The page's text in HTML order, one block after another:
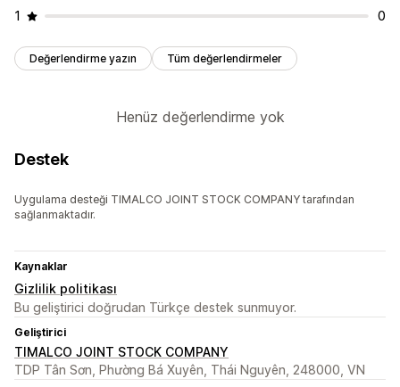
1
0
Değerlendirme yazın Tüm değerlendirmeler
Henüz değerlendirme yok
Destek
Uygulama desteği TIMALCO JOINT STOCK COMPANY tarafından
sağlanmaktadır.
Kaynaklar
Gizlilik politikası
Bu geliştirici doğrudan Türkçe destek sunmuyor.
Geliştirici
TIMALCO JOINT STOCK COMPANY
TDP Tân Sơn, Phường Bá Xuyên, Thái Nguyên, 248000, VN